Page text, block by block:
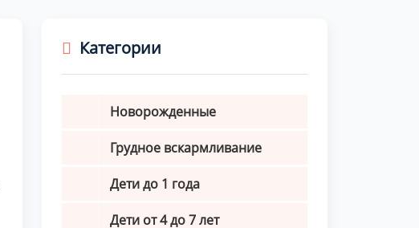
Категории
Новорожденные
Грудное вскармливание
Дети до 1 года
Дети от 4 до 7 лет